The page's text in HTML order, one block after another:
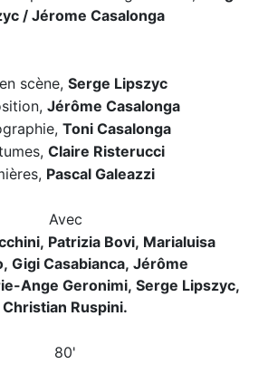
/ Jérome Casalonga
scène, Serge Lipszyc
Jérôme Casalonga
Toni Casalonga
Claire Risterucci
Pascal Galeazzi
Avec
Patrizia Bovi, Marialuisa
Gigi Casabianca, Jérôme
Ange Geronimi, Serge Lipszyc,
Christian Ruspini.
80'